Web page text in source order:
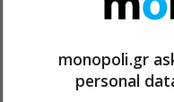
monopoli.gr
personal